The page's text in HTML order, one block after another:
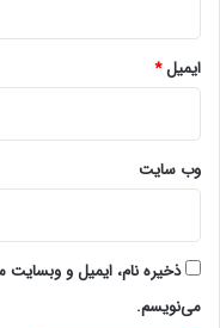
9:00 صبح: یک فنجان
9:05 صبح: ایمیلها
5- در دسترس مشتریان باشید
ایمیل*
وب‌ سایت
ذخیره نام، ایمیل و وبسایت
می‌نویسم.